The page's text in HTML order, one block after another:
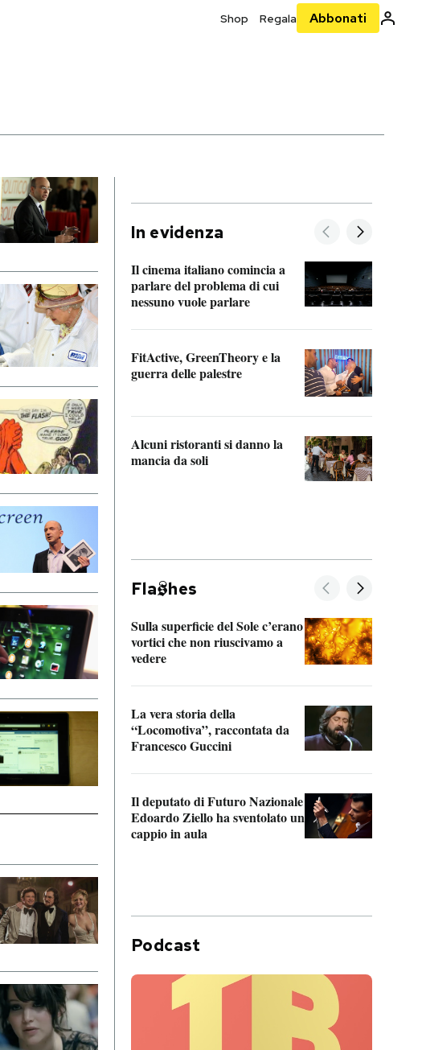
Shop Regala Abbonati
In evidenza
Il cinema italiano comincia a
parlare del problema di cui
nessuno vuole parlare
FitActive, GreenTheory e la
guerra delle palestre
Alcuni ristoranti si danno la
mancia da soli
Fla hes
Sulla superficie del Sole c’erano
vortici che non riuscivamo a
vedere
La vera storia della
“Locomotiva”, raccontata da
Francesco Guccini
Il deputato di Futuro Nazionale
Edoardo Ziello ha sventolato un
cappio in aula
Podcast